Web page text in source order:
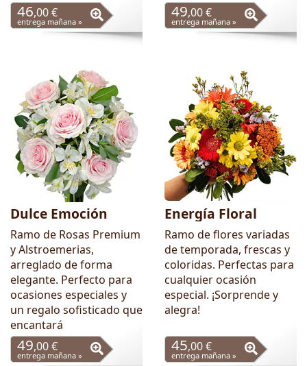
46,00 €
entrega mañana »
49,00 €
entrega mañana »
Dulce Emoción
Ramo de Rosas Premium
y Alstroemerias,
arreglado de forma
elegante. Perfecto para
ocasiones especiales y
un regalo sofisticado que
encantará
49,00 €
entrega mañana »
Energía Floral
Ramo de flores variadas
de temporada, frescas y
coloridas. Perfectas para
cualquier ocasión
especial. ¡Sorprende y
alegra!
45,00 €
entrega mañana »